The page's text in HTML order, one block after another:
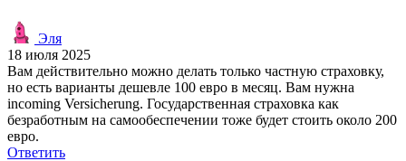
Эля
18 июля 2025
Вам действительно можно делать только частную страховку,
но есть варианты дешевле 100 евро в месяц. Вам нужна
incoming Versicherung. Государственная страховка как
безработным на самообеспечении тоже будет стоить около 200
евро.
Ответить